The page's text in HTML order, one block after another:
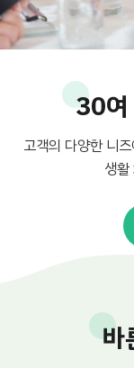
30여
고객의 다양한 니
생활
바